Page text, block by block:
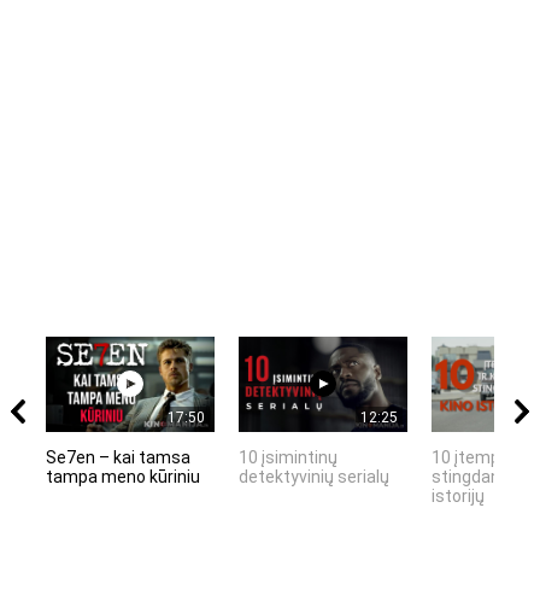
17:50
Se7en – kai tamsa
tampa meno kūriniu
12:25
10 įsimintinų
detektyvinių serialų
10 įtemptų,
stingdančių
istorijų